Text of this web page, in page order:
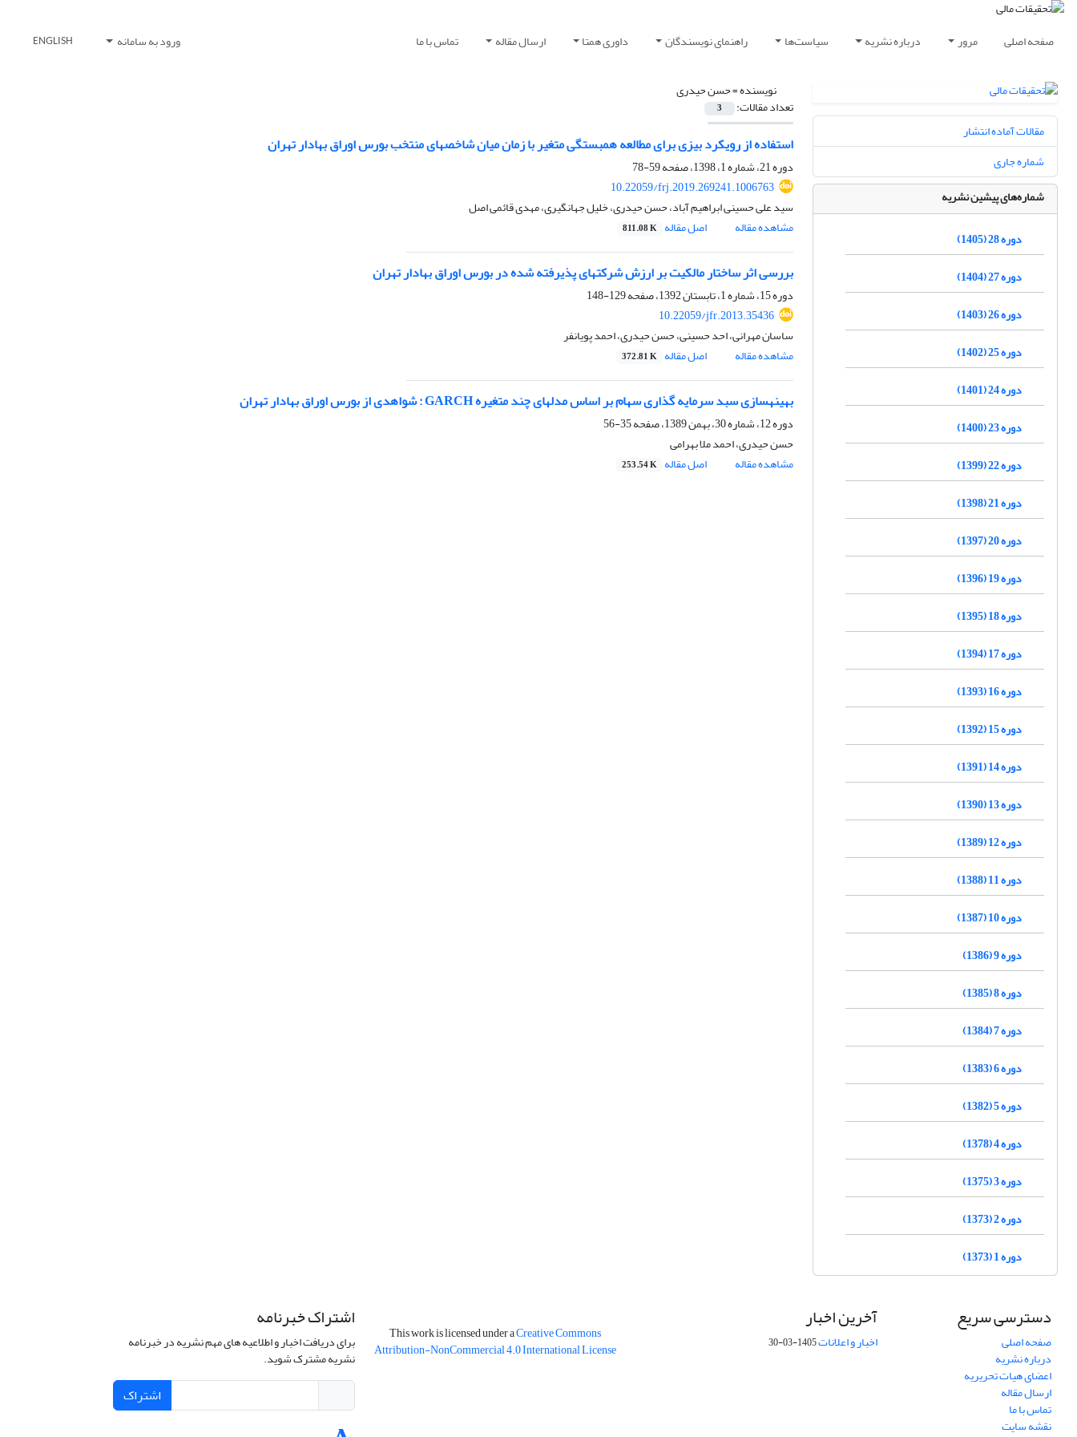
صفحه اصلی مرور درباره نشریه سیاست‌ها راهنمای نویسندگان داوری همتا ارسال مقاله تماس با ما ورود به سامانه ENGLISH
نویسنده =حسن حیدری
تعداد مقالات: 3
استفاده از رویکرد بیزی برای مطالعه همبستگی متغیر با زمان میان شاخص‎های منتخب بورس اوراق بهادار تهران
دوره 21، شماره 1، 1398، صفحه
59-78
10.22059/frj.2019.269241.1006763
سید علی حسینی ابراهیم آباد، حسن حیدری، خلیل جهانگیری، مهدی قائمی اصل
مشاهده مقاله
اصل مقاله 811.08 K
بررسی اثر ساختار مالکیت بر ارزش شرکت‎های پذیرفته شده در بورس اوراق بهادار تهران
دوره 15، شماره 1، تابستان 1392، صفحه
129-148
10.22059/jfr.2013.35436
ساسان مهرانی، احد حسینی، حسن حیدری، احمد پویانفر
مشاهده مقاله
اصل مقاله 372.81 K
بهینه‎سازی سبد سرمایه گذاری سهام بر اساس مدل‎های چند متغیره GARCH : شواهدی از بورس اوراق بهادار تهران
دوره 12، شماره 30، بهمن 1389، صفحه
35-56
حسن حیدری، احمد ملا بهرامی
مشاهده مقاله
اصل مقاله 253.54 K
مقالات آماده انتشار
شماره جاری
شماره‌های پیشین نشریه
دوره 28 (1405)
دوره 27 (1404)
دوره 26 (1403)
دوره 25 (1402)
دوره 24 (1401)
دوره 23 (1400)
دوره 22 (1399)
دوره 21 (1398)
دوره 20 (1397)
دوره 19 (1396)
دوره 18 (1395)
دوره 17 (1394)
دوره 16 (1393)
دوره 15 (1392)
دوره 14 (1391)
دوره 13 (1390)
دوره 12 (1389)
دوره 11 (1388)
دوره 10 (1387)
دوره 9 (1386)
دوره 8 (1385)
دوره 7 (1384)
دوره 6 (1383)
دوره 5 (1382)
دوره 4 (1378)
دوره 3 (1375)
دوره 2 (1373)
دوره 1 (1373)
دسترسی سریع
صفحه اصلی
درباره نشریه
اعضای هیات تحریریه
ارسال مقاله
تماس با ما
نقشه سایت
آخرین اخبار
اخبار و اعلانات1405-03-30
This work is licensed under aCreative Commons
Attribution-NonCommercial 4.0 International License
اشتراک خبرنامه
برای دریافت اخبار و اطلاعیه های مهم نشریه در خبرنامه
نشریه مشترک شوید.
اشتراک